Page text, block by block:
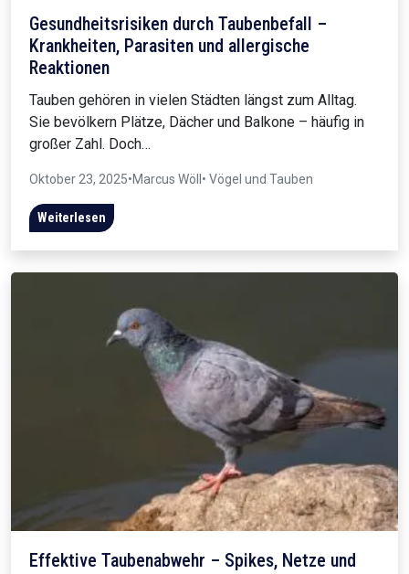
Gesundheitsrisiken durch Taubenbefall –
Krankheiten, Parasiten und allergische
Reaktionen
Tauben gehören in vielen Städten längst zum Alltag.
Sie bevölkern Plätze, Dächer und Balkone – häufig in
großer Zahl. Doch…
Oktober 23, 2025•Marcus Wöll • Vögel und Tauben
Weiterlesen
Effektive Taubenabwehr – Spikes, Netze und